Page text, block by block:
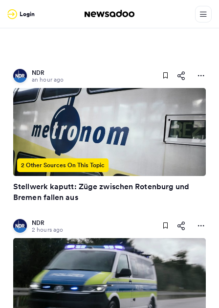
Login
NDR
an hour ago
2 Other Sources On This Topic
Stellwerk kaputt: Züge zwischen Rotenburg und
Bremen fallen aus
NDR
2 hours ago